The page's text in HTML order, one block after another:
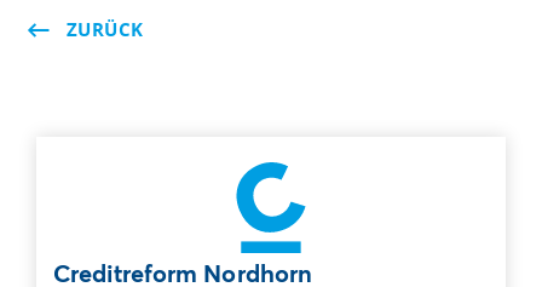
ZURÜCK
Creditreform Nordhorn